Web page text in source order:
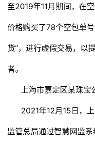
至2019年11月期间，在
价格购买了78个空包单
货”，进行虚假交易，以
者。
上海市嘉定区某珠宝
2021年12月15日，
监管总局通过智慧网监